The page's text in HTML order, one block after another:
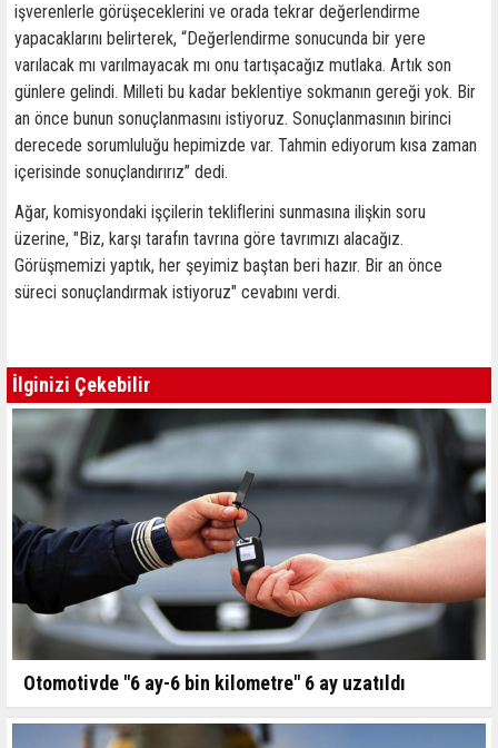
işverenlerle görüşeceklerini ve orada tekrar değerlendirme
yapacaklarını belirterek, “Değerlendirme sonucunda bir yere
varılacak mı varılmayacak mı onu tartışacağız mutlaka. Artık son
günlere gelindi. Milleti bu kadar beklentiye sokmanın gereği yok. Bir
an önce bunun sonuçlanmasını istiyoruz. Sonuçlanmasının birinci
derecede sorumluluğu hepimizde var. Tahmin ediyorum kısa zaman
içerisinde sonuçlandırırız” dedi.
Ağar, komisyondaki işçilerin tekliflerini sunmasına ilişkin soru
üzerine, "Biz, karşı tarafın tavrına göre tavrımızı alacağız.
Görüşmemizi yaptık, her şeyimiz baştan beri hazır. Bir an önce
süreci sonuçlandırmak istiyoruz" cevabını verdi.
İlginizi Çekebilir
Otomotivde "6 ay-6 bin kilometre" 6 ay uzatıldı